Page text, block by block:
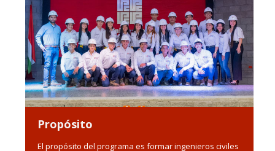
Propósito
El propósito del programa es formar ingenieros civiles